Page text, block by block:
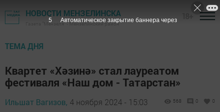
НОВОСТИ МЕНЗЕЛИНСКА
Газета "Мензеля" - Мензелинский район
ТЕМА ДНЯ
Квартет «Хәзинә» стал лауреатом
фестиваля «Наш дом - Татарстан»
Ильшат Вагизов, 4 ноября 2024 - 15:03 568 0 0
3 Автоматическое закрытие баннера через